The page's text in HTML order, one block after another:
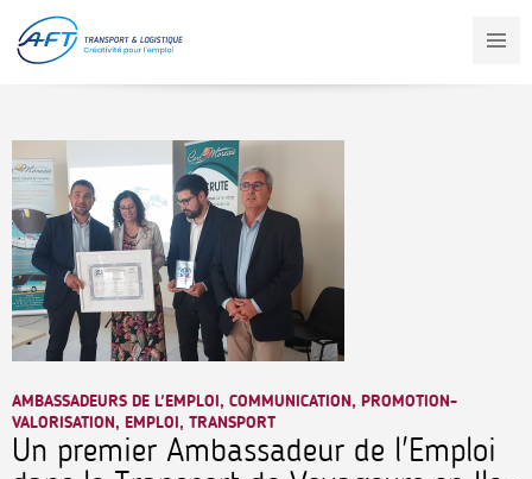
contenu
principal
AMBASSADEURS DE L'EMPLOI, COMMUNICATION, PROMOTION-
VALORISATION, EMPLOI, TRANSPORT
Un premier Ambassadeur de l'Emploi